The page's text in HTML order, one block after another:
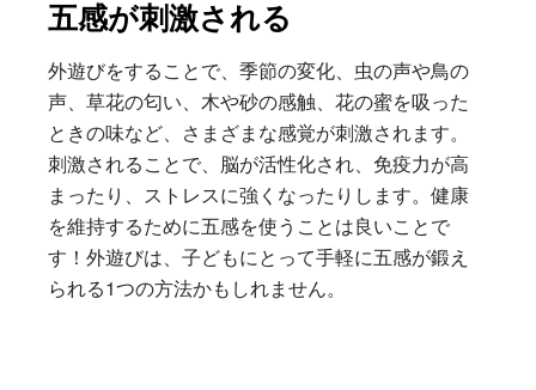
五感が刺激される
外遊びをすることで、季節の変化、虫の声や鳥の
声、草花の匂い、木や砂の感触、花の蜜を吸った
ときの味など、さまざまな感覚が刺激されます。
刺激されることで、脳が活性化され、免疫力が高
まったり、ストレスに強くなったりします。健康
を維持するために五感を使うことは良いことで
す！外遊びは、子どもにとって手軽に五感が鍛え
られる1つの方法かもしれません。